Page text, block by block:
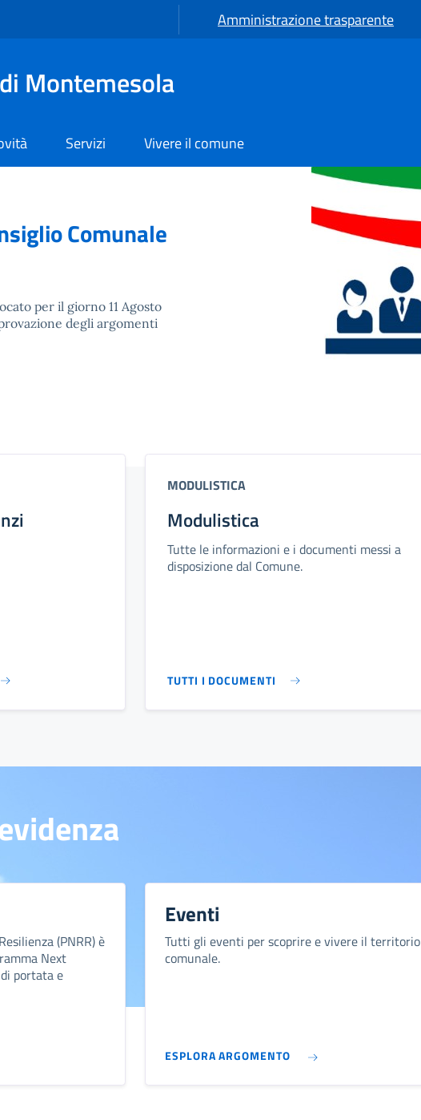
Amministrazione trasparente
Montemesola
Servizi Vivere il comune
Comunale
per il giorno 11 Agosto
degli argomenti
MODULISTICA
Modulistica
Tutte le informazioni e i documenti messi a
disposizione dal Comune.
TUTTI I DOCUMENTI
(PNRR) è
Next
portata e
Eventi
Tutti gli eventi per scoprire e vivere il territorio
comunale.
ESPLORA ARGOMENTO